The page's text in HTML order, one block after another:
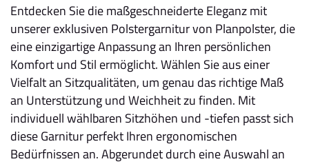
Entdecken Sie die maßgeschneiderte Eleganz mit
unserer exklusiven Polstergarnitur von Planpolster, die
eine einzigartige Anpassung an Ihren persönlichen
Komfort und Stil ermöglicht. Wählen Sie aus einer
Vielfalt an Sitzqualitäten, um genau das richtige Maß
an Unterstützung und Weichheit zu finden. Mit
individuell wählbaren Sitzhöhen und -tiefen passt sich
diese Garnitur perfekt Ihren ergonomischen
Bedürfnissen an. Abgerundet durch eine Auswahl an